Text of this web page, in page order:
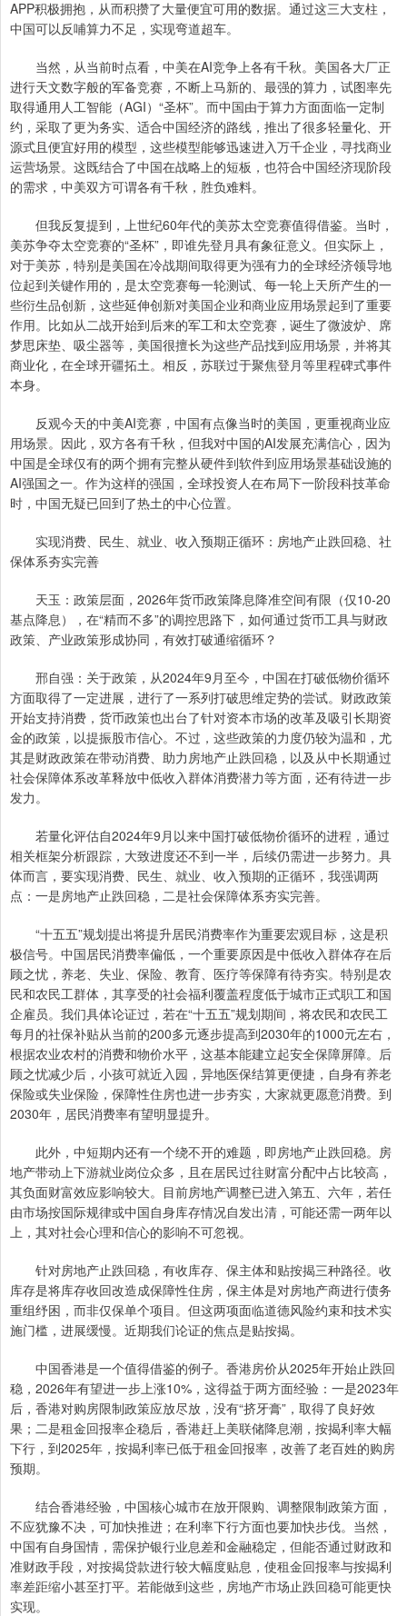
APP积极拥抱，从而积攒了大量便宜可用的数据。通过这三大支柱，
中国可以反哺算力不足，实现弯道超车。
当然，从当前时点看，中美在AI竞争上各有千秋。美国各大厂正
进行天文数字般的军备竞赛，不断上马新的、最强的算力，试图率先
取得通用人工智能（AGI）“圣杯”。而中国由于算力方面面临一定制
约，采取了更为务实、适合中国经济的路线，推出了很多轻量化、开
源式且便宜好用的模型，这些模型能够迅速进入万千企业，寻找商业
运营场景。这既结合了中国在战略上的短板，也符合中国经济现阶段
的需求，中美双方可谓各有千秋，胜负难料。
但我反复提到，上世纪60年代的美苏太空竞赛值得借鉴。当时，
美苏争夺太空竞赛的“圣杯”，即谁先登月具有象征意义。但实际上，
对于美苏，特别是美国在冷战期间取得更为强有力的全球经济领导地
位起到关键作用的，是太空竞赛每一轮测试、每一轮上天所产生的一
些衍生品创新，这些延伸创新对美国企业和商业应用场景起到了重要
作用。比如从二战开始到后来的军工和太空竞赛，诞生了微波炉、席
梦思床垫、吸尘器等，美国很擅长为这些产品找到应用场景，并将其
商业化，在全球开疆拓土。相反，苏联过于聚焦登月等里程碑式事件
本身。
反观今天的中美AI竞赛，中国有点像当时的美国，更重视商业应
用场景。因此，双方各有千秋，但我对中国的AI发展充满信心，因为
中国是全球仅有的两个拥有完整从硬件到软件到应用场景基础设施的
AI强国之一。作为这样的强国，全球投资人在布局下一阶段科技革命
时，中国无疑已回到了热土的中心位置。
实现消费、民生、就业、收入预期正循环：房地产止跌回稳、社
保体系夯实完善
天玉：政策层面，2026年货币政策降息降准空间有限（仅10-20
基点降息），在“精而不多”的调控思路下，如何通过货币工具与财政
政策、产业政策形成协同，有效打破通缩循环？
邢自强：关于政策，从2024年9月至今，中国在打破低物价循环
方面取得了一定进展，进行了一系列打破思维定势的尝试。财政政策
开始支持消费，货币政策也出台了针对资本市场的改革及吸引长期资
金的政策，以提振股市信心。不过，这些政策的力度仍较为温和，尤
其是财政政策在带动消费、助力房地产止跌回稳，以及从中长期通过
社会保障体系改革释放中低收入群体消费潜力等方面，还有待进一步
发力。
若量化评估自2024年9月以来中国打破低物价循环的进程，通过
相关框架分析跟踪，大致进度还不到一半，后续仍需进一步努力。具
体而言，要实现消费、民生、就业、收入预期的正循环，我强调两
点：一是房地产止跌回稳，二是社会保障体系夯实完善。
“十五五”规划提出将提升居民消费率作为重要宏观目标，这是积
极信号。中国居民消费率偏低，一个重要原因是中低收入群体存在后
顾之忧，养老、失业、保险、教育、医疗等保障有待夯实。特别是农
民和农民工群体，其享受的社会福利覆盖程度低于城市正式职工和国
企雇员。我们具体论证过，若在“十五五”规划期间，将农民和农民工
每月的社保补贴从当前的200多元逐步提高到2030年的1000元左右，
根据农业农村的消费和物价水平，这基本能建立起安全保障屏障。后
顾之忧减少后，小孩可就近入园，异地医保结算更便捷，自身有养老
保险或失业保险，保障性住房也进一步夯实，大家就更愿意消费。到
2030年，居民消费率有望明显提升。
此外，中短期内还有一个绕不开的难题，即房地产止跌回稳。房
地产带动上下游就业岗位众多，且在居民过往财富分配中占比较高，
其负面财富效应影响较大。目前房地产调整已进入第五、六年，若任
由市场按国际规律或中国自身库存情况自发出清，可能还需一两年以
上，其对社会心理和信心的影响不可忽视。
针对房地产止跌回稳，有收库存、保主体和贴按揭三种路径。收
库存是将库存收回改造成保障性住房，保主体是对房地产商进行债务
重组纾困，而非仅保单个项目。但这两项面临道德风险约束和技术实
施门槛，进展缓慢。近期我们论证的焦点是贴按揭。
中国香港是一个值得借鉴的例子。香港房价从2025年开始止跌回
稳，2026年有望进一步上涨10%，这得益于两方面经验：一是2023年
后，香港对购房限制政策应放尽放，没有“挤牙膏”，取得了良好效
果；二是租金回报率企稳后，香港赶上美联储降息潮，按揭利率大幅
下行，到2025年，按揭利率已低于租金回报率，改善了老百姓的购房
预期。
结合香港经验，中国核心城市在放开限购、调整限制政策方面，
不应犹豫不决，可加快推进；在利率下行方面也要加快步伐。当然，
中国有自身国情，需保护银行业息差和金融稳定，但能否通过财政和
准财政手段，对按揭贷款进行较大幅度贴息，使租金回报率与按揭利
率差距缩小甚至打平。若能做到这些，房地产市场止跌回稳可能更快
实现。